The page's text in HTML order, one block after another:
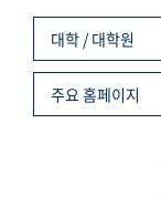
대학 / 대학원
주요 홈페이지